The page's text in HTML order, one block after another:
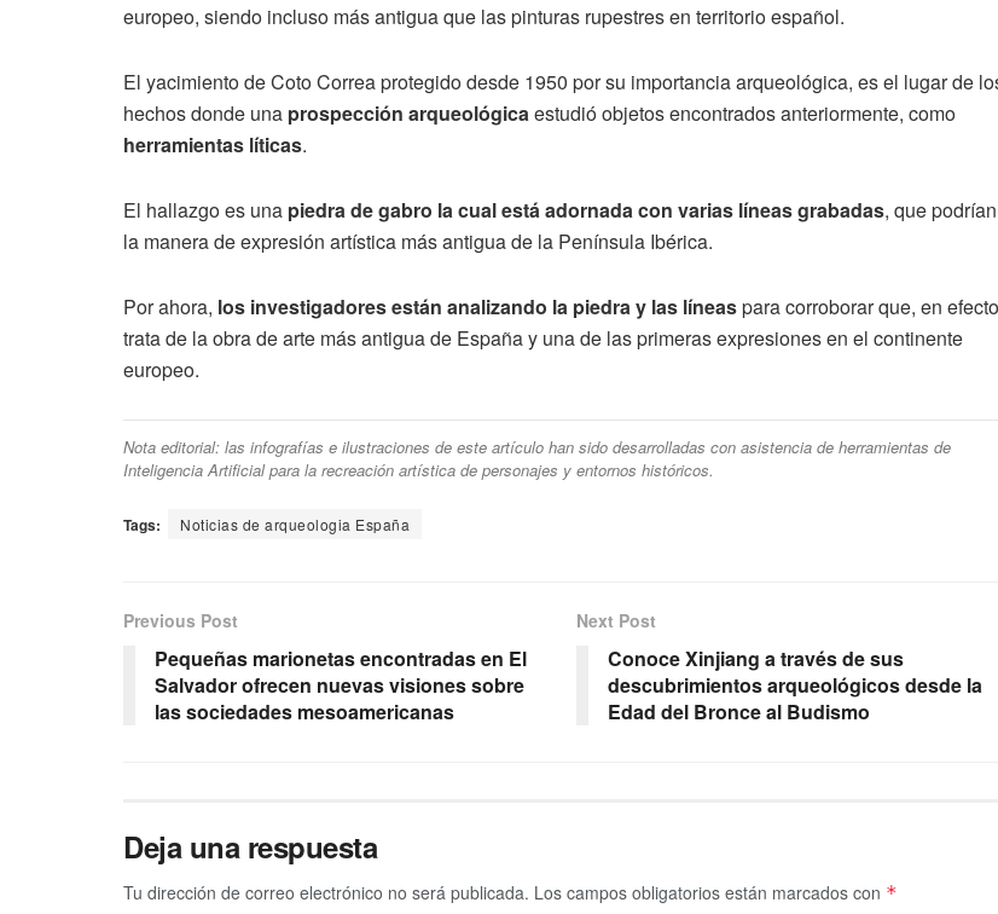
europeo, siendo incluso más antigua que las pinturas rupestres en territorio español.
El yacimiento de Coto Correa protegido desde 1950 por su importancia arqueológica, es el lugar de
hechos donde una prospección arqueológicaestudió objetos encontrados anteriormente, como
herramientas líticas.
El hallazgo es una piedra de gabro la cual está adornada con varias líneas grabadas, que
la manera de expresión artística más antigua de la Península Ibérica.
Por ahora, los investigadores están analizando la piedra y las líneaspara corroborar que, en
trata de la obra de arte más antigua de España y una de las primeras expresiones en el continente
europeo.
Nota editorial: las infografías e ilustraciones de este artículo han sido desarrolladas con asistencia de herramientas de
Inteligencia Artificial para la recreación artística de personajes y entornos históricos.
Tags: Noticias de arqueologia España
Previous Post
Pequeñas marionetas encontradas en El
Salvador ofrecen nuevas visiones sobre
las sociedades mesoamericanas
Next Post
Conoce Xinjiang a través de sus
descubrimientos arqueológicos desde la
Edad del Bronce al Budismo
Deja una respuesta
Tu dirección de correo electrónico no será publicada. Los campos obligatorios están marcados con *